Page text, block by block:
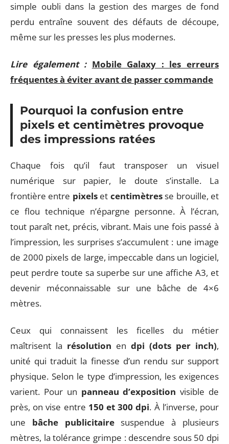
simple oubli dans la gestion des marges de fond
perdu entraîne souvent des défauts de découpe,
même sur les presses les plus modernes.
Lire également : Mobile Galaxy : les erreurs
fréquentes à éviter avant de passer commande
Pourquoi la confusion entre
pixels et centimètres provoque
des impressions ratées
Chaque fois qu’il faut transposer un visuel
numérique sur papier, le doute s’installe. La
frontière entre pixelset centimètresse brouille, et
ce flou technique n’épargne personne. À l’écran,
tout paraît net, précis, vibrant. Mais une fois passé à
l’impression, les surprises s’accumulent : une image
de 2000 pixels de large, impeccable dans un logiciel,
peut perdre toute sa superbe sur une affiche A3, et
devenir méconnaissable sur une bâche de 4×6
mètres.
Ceux qui connaissent les ficelles du métier
maîtrisent la résolution en dpi (dots per inch),
unité qui traduit la finesse d’un rendu sur support
physique. Selon le type d’impression, les exigences
varient. Pour un panneau d’exposition visible de
près, on vise entre 150 et 300 dpi. À l’inverse, pour
une bâche publicitairesuspendue à plusieurs
mètres, la tolérance grimpe : descendre sous 50 dpi